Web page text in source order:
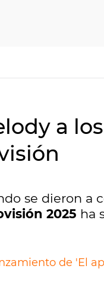
a
se dieron a
2025 ha
de 'El